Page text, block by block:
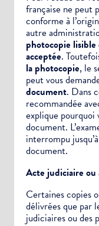
française ne peut
conforme à
autre
photocopie
acceptée.
la photocopie, le
peut vous
document. Dans
recommandée
explique pourquoi
document.
interrompu
document.
Acte judiciaire
Certaines copies
délivrées que par
judiciaires ou des
Choisissez
Alertes Mail
Newsletter
Newsletter